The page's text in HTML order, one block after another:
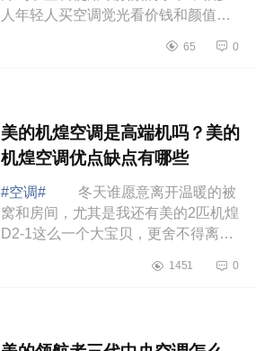
人年轻人买空调觉光看价钱和颜值，
过日子怎能不精打细算，如果空调不
65 0
美的机煌空调是高端机吗？美的
机煌空调优点缺点有哪些
#空调#
冬天谁愿意离开温暖的被
窝和房间，尤其是我还有美的2匹机煌
D2-1这么一个大宝贝，更舍不得离开
空调是高端机吗？美的机煌空调优点
1451 0